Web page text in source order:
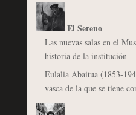
El Sereno
Las nuevas salas en el
historia de la institución
Eulalia Abaitua (1853-
vasca de la que se tiene